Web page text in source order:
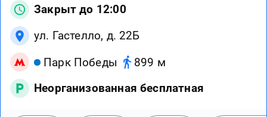
Закрыт до 12:00
ул. Гастелло, д. 22Б
Парк Победы
899 м
Неорганизованная бесплатная